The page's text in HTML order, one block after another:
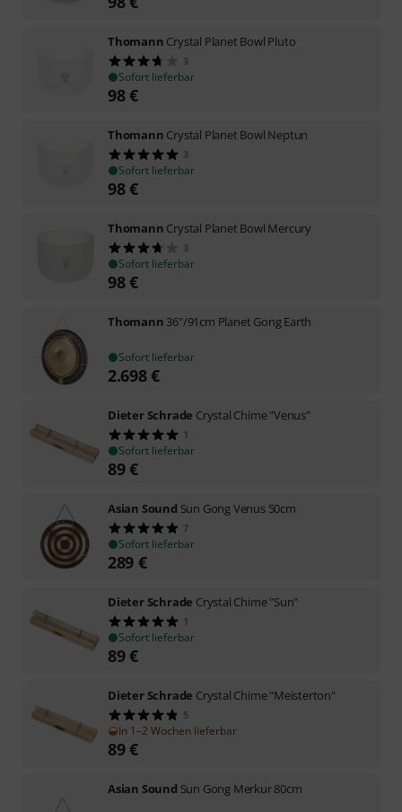
Thomann Crystal Planet Bowl Pluto
3
Sofort lieferbar
98€
Thomann Crystal Planet Bowl Neptun
3
Sofort lieferbar
98€
Thomann Crystal Planet Bowl Mercury
3
Sofort lieferbar
98€
Thomann 36"/91cm Planet Gong Earth
Sofort lieferbar
2.698€
Dieter Schrade Crystal Chime "Venus"
1
Sofort lieferbar
89€
Asian Sound Sun Gong Venus 50cm
7
Sofort lieferbar
289 €
Dieter Schrade Crystal Chime "Sun"
1
Sofort lieferbar
89€
Dieter Schrade Crystal Chime "Meisterton"
5
In 1–2 Wochen lieferbar
89€
Asian Sound Sun Gong Merkur 80cm